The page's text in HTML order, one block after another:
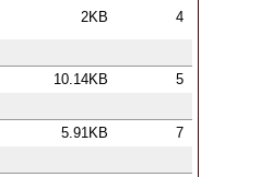
2KB 4
10.14KB 5
5.91KB 7